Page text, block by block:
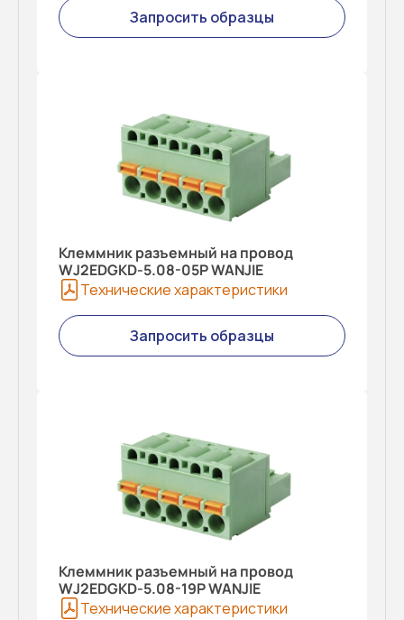
Запросить образцы
Клеммник разъемный на провод
WJ2EDGKD-5.08-05P WANJIE
Технические характеристики
Запросить образцы
Клеммник разъемный на провод
WJ2EDGKD-5.08-19P WANJIE
Технические характеристики